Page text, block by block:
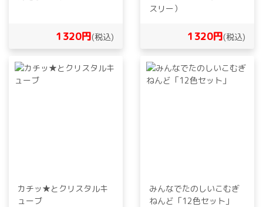
1320円(税込)
スリー）
1320円(税込)
カチッ★とクリスタルキ
ューブ
みんなでたのしいこむぎ
ねんど「12色セット」